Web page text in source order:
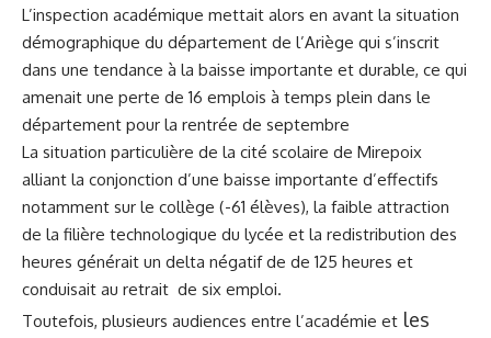
L’inspection académique mettait alors en avant la situation
démographique du département de l’Ariège qui s’inscrit
dans une tendance à la baisse importante et durable, ce qui
amenait une perte de 16 emplois à temps plein dans le
département pour la rentrée de septembre
La situation particulière de la cité scolaire de Mirepoix
alliant la conjonction d’une baisse importante d’effectifs
notamment sur le collège (-61 élèves), la faible attraction
de la filière technologique du lycée et la redistribution des
heures générait un delta négatif de de 125 heures et
conduisait au retrait de six emploi.
Toutefois, plusieurs audiences entre l’académie et les